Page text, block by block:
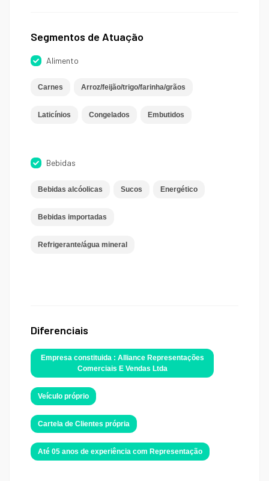
Segmentos de Atuação
Alimento
Carnes Arroz/feijão/trigo/farinha/grãos
Laticínios Congelados Embutidos
Bebidas
Bebidas alcóolicas Sucos Energético
Bebidas importadas
Refrigerante/água mineral
Diferenciais
Empresa constituida : Alliance Representações
Comerciais E Vendas Ltda
Veículo próprio
Cartela de Clientes própria
Até 05 anos de experiência com Representação